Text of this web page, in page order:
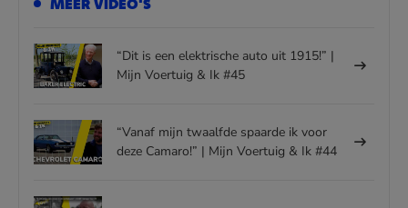
“Dit is een elektrische auto uit 1915!” |
Mijn Voertuig & Ik #45
“Vanaf mijn twaalfde spaarde ik voor
deze Camaro!” | Mijn Voertuig & Ik #44